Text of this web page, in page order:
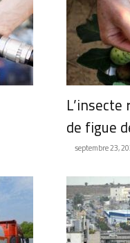
de figue
septembre 23,